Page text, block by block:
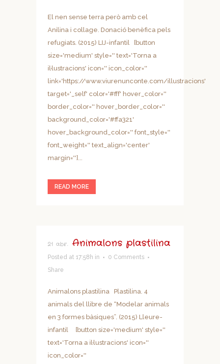
El nen sense terra però amb cel
Anilina i collage. Donació benèfica pels
refugiats. (2015) LIJ-infantil [button
size='medium' style='' text='Torna a
il·lustracions' icon='' icon_color=''
link='https://www.viurenunconte.com/illustracions'
target='_self' color='#fff' hover_color=''
border_color='' hover_border_color=''
background_color='#ffa321'
hover_background_color='' font_style=''
font_weight='' text_align='center'
margin='']...
READ MORE
21 abr. Animalons plastilina
Posted at 17:58h in
0 Comments
Share
Animalons plastilina Plastilina. 4
animals del llibre de “Modelar animals
en 3 formes bàsiques”. (2015) Lleure-
infantil [button size='medium' style=''
text='Torna a il·lustracions' icon=''
icon_color=''